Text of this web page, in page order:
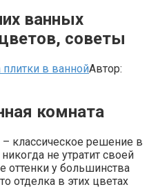
ванных
советы
плитки в ваннойАвтор:
комната
– классическое решение в
не утратит своей
оттенки у большинства
отделка в этих цветах